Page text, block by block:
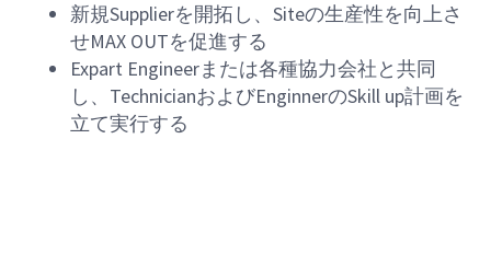
新規Supplierを開拓し、Siteの生産性を向上さ
せMAX OUTを促進する
Expart Engineerまたは各種協力会社と共同
し、TechnicianおよびEnginnerのSkill up計画を
立て実行する